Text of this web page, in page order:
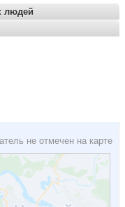
людей
не отмечен на карте